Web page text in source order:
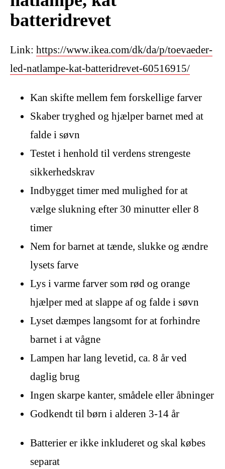
batteridrevet
Link: https://www.ikea.com/dk/da/p/toevaeder-
led-natlampe-kat-batteridrevet-60516915/
Kan skifte mellem fem forskellige farver
Skaber tryghed og hjælper barnet med at
falde i søvn
Testet i henhold til verdens strengeste
sikkerhedskrav
Indbygget timer med mulighed for at
vælge slukning efter 30 minutter eller 8
timer
Nem for barnet at tænde, slukke og ændre
lysets farve
Lys i varme farver som rød og orange
hjælper med at slappe af og falde i søvn
Lyset dæmpes langsomt for at forhindre
barnet i at vågne
Lampen har lang levetid, ca. 8 år ved
daglig brug
Ingen skarpe kanter, smådele eller åbninger
Godkendt til børn i alderen 3-14 år
Batterier er ikke inkluderet og skal købes
separat